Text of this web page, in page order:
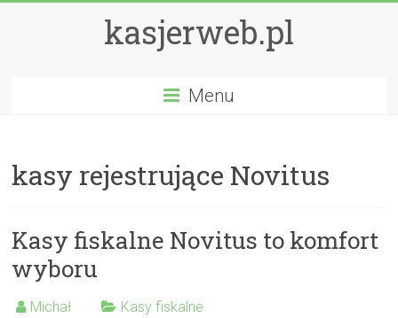
kasjerweb.pl
Menu
kasy rejestrujące Novitus
Kasy fiskalne Novitus to komfort
wyboru
Michał Kasy fiskalne